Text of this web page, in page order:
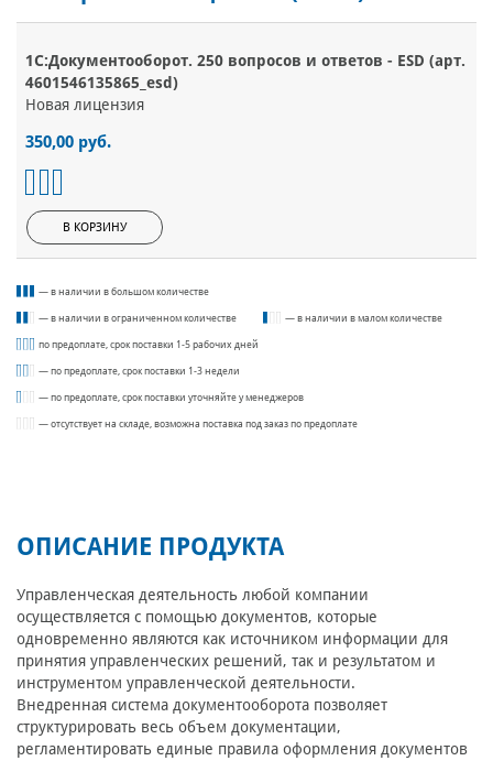
1С:Документооборот. 250 вопросов и ответов - ESD (арт.
4601546135865_esd)
Новая лицензия
350,00 руб.
В КОРЗИНУ
— в наличии в большом количестве
— в наличии в ограниченном количестве — в наличии в малом количестве
по предоплате, срок поставки 1-5 рабочих дней
— по предоплате, срок поставки 1-3 недели
— по предоплате, срок поставки уточняйте у менеджеров
— отсутствует на складе, возможна поставка под заказ по предоплате
ОПИСАНИЕ ПРОДУКТА
Управленческая деятельность любой компании
осуществляется с помощью документов, которые
одновременно являются как источником информации для
принятия управленческих решений, так и результатом и
инструментом управленческой деятельности.
Внедренная система документооборота позволяет
структурировать весь объем документации,
регламентировать единые правила оформления документов